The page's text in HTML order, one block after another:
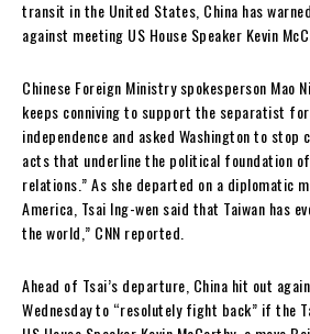
transit in the United States, China has
against meeting US House Speaker Kevin
Chinese Foreign Ministry spokesperson Mao
keeps conniving to support the separatist
independence and asked Washington to stop
acts that underline the political foundation
relations.” As she departed on a diplomatic
America, Tsai Ing-wen said that Taiwan has
the world,” CNN reported.
Ahead of Tsai’s departure, China hit out
Wednesday to “resolutely fight back” if the